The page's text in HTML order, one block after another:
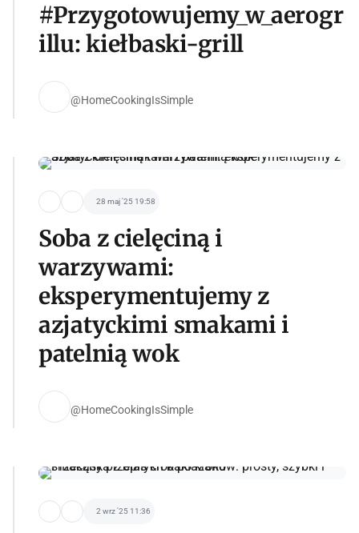
#Przygotowujemy_w_aerogr
illu: kiełbaski-grill
@HomeCookingIsSimple
28 maj '25 19:58
Soba z cielęciną i
warzywami:
eksperymentujemy z
azjatyckimi smakami i
patelnią wok
@HomeCookingIsSimple
2 wrz '25 11:36